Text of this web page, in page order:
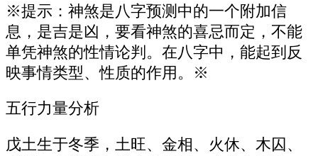
※提示：神煞是八字预测中的一个附加信
息，是吉是凶，要看神煞的喜忌而定，不能
单凭神煞的性情论判。在八字中，能起到反
映事情类型、性质的作用。※
五行力量分析
戊土生于冬季，土旺、金相、火休、木囚、